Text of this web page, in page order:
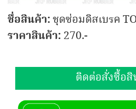
ชื่อสินค้า:ชุดซ่อมดิสเบรค
ราคาสินค้า: 270.-
ติดต่อสั่งซื้อสิ